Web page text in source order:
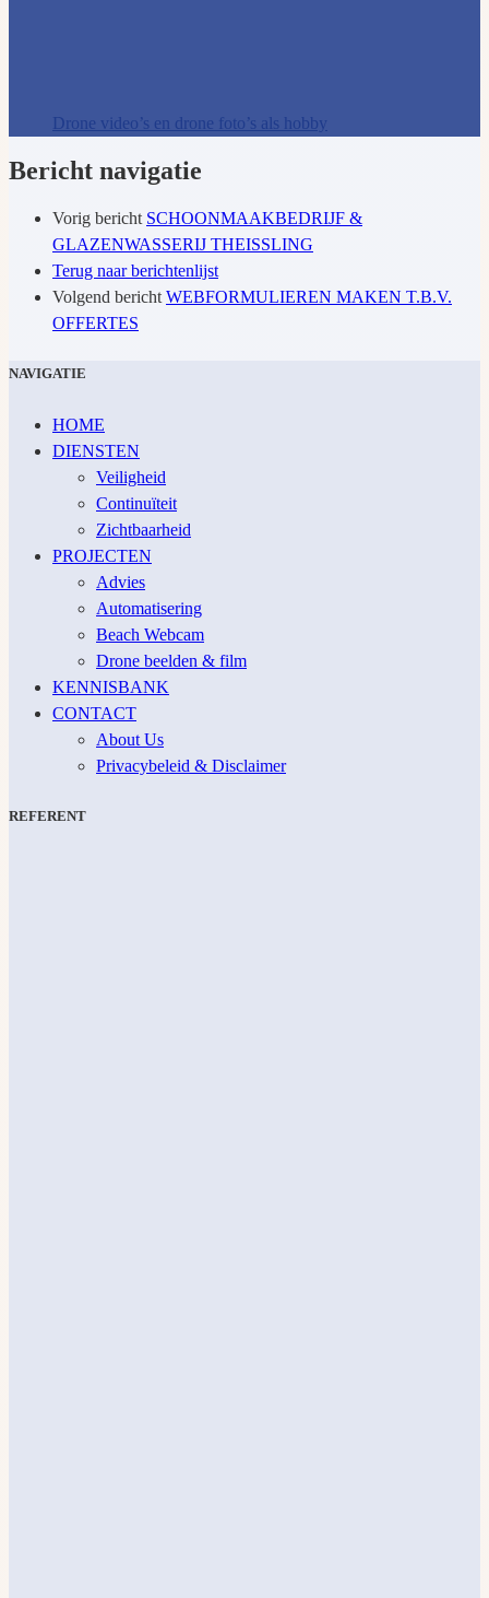
Drone video’s en drone foto’s als hobby
Bericht navigatie
Vorig bericht SCHOONMAAKBEDRIJF &
GLAZENWASSERIJ THEISSLING
Terug naar berichtenlijst
Volgend bericht WEBFORMULIEREN MAKEN T.B.V.
OFFERTES
NAVIGATIE
HOME
DIENSTEN
Veiligheid
Continuïteit
Zichtbaarheid
PROJECTEN
Advies
Automatisering
Beach Webcam
Drone beelden & film
KENNISBANK
CONTACT
About Us
Privacybeleid & Disclaimer
REFERENT